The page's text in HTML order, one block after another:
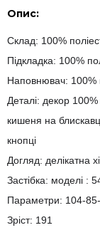
Опис:
Склад: 100%
Підкладка: 100%
Наповнювач: 100%
Деталі: декор 100%
кишеня на
кнопці
Догляд: делікатна
Застібка: моделі :
Параметри: 104-
Зріст: 191